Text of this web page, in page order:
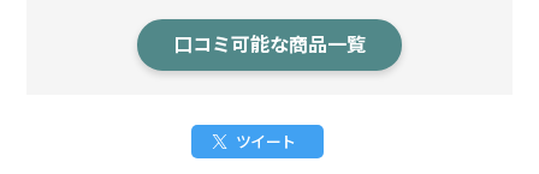
口コミ可能な商品一覧
ツイート